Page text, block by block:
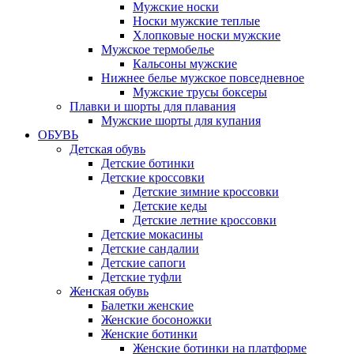
Мужские носки
Носки мужские теплые
Хлопковые носки мужские
Мужское термобелье
Кальсоны мужские
Нижнее белье мужское повседневное
Мужские трусы боксеры
Плавки и шорты для плавания
Мужские шорты для купания
ОБУВЬ
Детская обувь
Детские ботинки
Детские кроссовки
Детские зимние кроссовки
Детские кеды
Детские летние кроссовки
Детские мокасины
Детские сандалии
Детские сапоги
Детские туфли
Женская обувь
Балетки женские
Женские босоножки
Женские ботинки
Женские ботинки на платформе